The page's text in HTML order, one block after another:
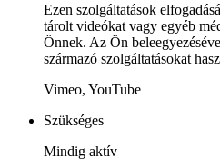
Ezen szolgáltatások
tárolt videókat vagy egyéb
Önnek. Az Ön
származó szolgáltatásokat
Vimeo, YouTube
Szükséges
Mindig aktív